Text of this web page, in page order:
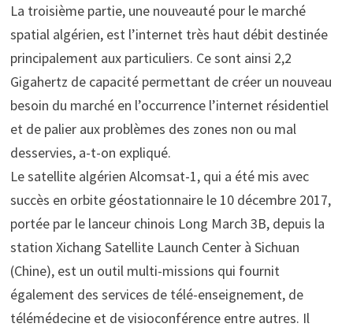
La troisième partie, une nouveauté pour le marché
spatial algérien, est l’internet très haut débit destinée
principalement aux particuliers. Ce sont ainsi 2,2
Gigahertz de capacité permettant de créer un nouveau
besoin du marché en l’occurrence l’internet résidentiel
et de palier aux problèmes des zones non ou mal
desservies, a-t-on expliqué.
Le satellite algérien Alcomsat-1, qui a été mis avec
succès en orbite géostationnaire le 10 décembre 2017,
portée par le lanceur chinois Long March 3B, depuis la
station Xichang Satellite Launch Center à Sichuan
(Chine), est un outil multi-missions qui fournit
également des services de télé-enseignement, de
télémédecine et de visioconférence entre autres. Il